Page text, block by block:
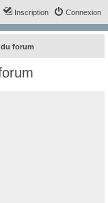
Connexion
Inscription
forum